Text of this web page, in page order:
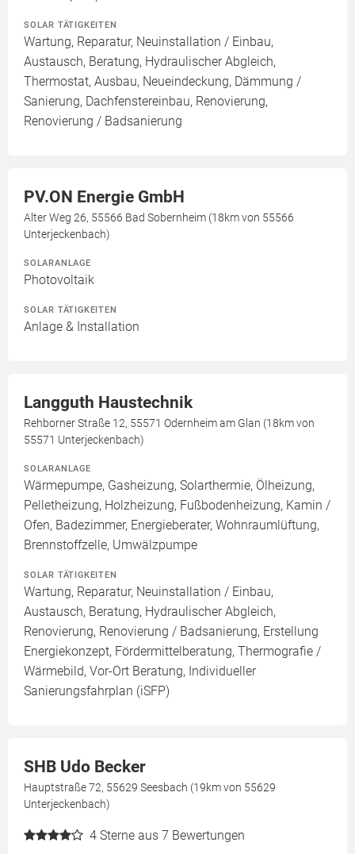
SOLAR TÄTIGKEITEN
Wartung, Reparatur, Neuinstallation / Einbau,
Austausch, Beratung, Hydraulischer Abgleich,
Thermostat, Ausbau, Neueindeckung, Dämmung /
Sanierung, Dachfenstereinbau, Renovierung,
Renovierung / Badsanierung
PV.ON Energie GmbH
Alter Weg 26, 55566 Bad Sobernheim (18km von 55566
Unterjeckenbach)
SOLARANLAGE
Photovoltaik
SOLAR TÄTIGKEITEN
Anlage & Installation
Langguth Haustechnik
Rehborner Straße 12, 55571 Odernheim am Glan (18km von
55571 Unterjeckenbach)
SOLARANLAGE
Wärmepumpe, Gasheizung, Solarthermie, Ölheizung,
Pelletheizung, Holzheizung, Fußbodenheizung, Kamin /
Ofen, Badezimmer, Energieberater, Wohnraumlüftung,
Brennstoffzelle, Umwälzpumpe
SOLAR TÄTIGKEITEN
Wartung, Reparatur, Neuinstallation / Einbau,
Austausch, Beratung, Hydraulischer Abgleich,
Renovierung, Renovierung / Badsanierung, Erstellung
Energiekonzept, Fördermittelberatung, Thermografie /
Wärmebild, Vor-Ort Beratung, Individueller
Sanierungsfahrplan (iSFP)
SHB Udo Becker
Hauptstraße 72, 55629 Seesbach (19km von 55629
Unterjeckenbach)
4 Sterne aus 7 Bewertungen